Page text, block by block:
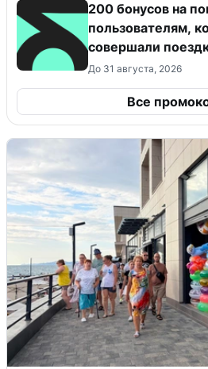
200 бонусов на
пользователям,
совершали
До 31 августа, 2026
Все